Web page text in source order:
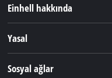
Hizmetler
Einhell hakkında
Yasal
Sosyal ağlar